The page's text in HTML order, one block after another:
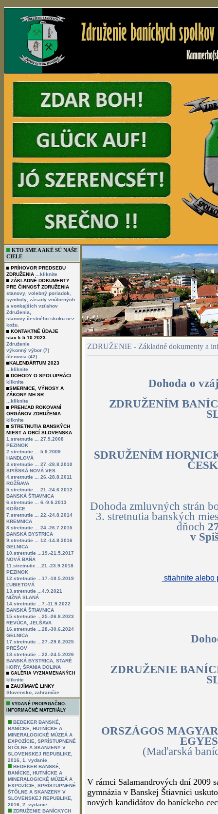
KTO SME A AKÉ SÚ NAŠE
CIELE
PRÍHOVOR PREDSEDU
ZDRUŽENIA
...kliknite
ZÁKLADNÉ DOKUMENTY
PRE ČINNOSŤ ZDRUŽENIA
stanovy volebný poriadok
symboly zásady vnútorných
a vonkajších vzťahov
Združenia,
stanovy čestného skoku cez
kožu.
KONTAKTNÉ ÚDAJE
stav k 5.10.2023
Združenie
výkonný výbor (7)
členovia (42)
KALENDÁRTUM 2023
...kliknite
DOHODY O SPOLUPRÁCI
kliknite
SMERNICE, VÝNOSY A
ZÁKONY MH SR
...kliknite
PREHĽAD ROKOVANÍ
ORGÁNOV ZDRUŽENIA
kliknite
STRETNUTIA BANSKÝCH
MIEST A OBCÍ SLOVENSKA
1.stretnutie ... 27.9.2008
PEZINOK
2.stretnutie ... 5.9.2009
HANDLOVÁ
3.stretnutie ... 27.-28.8.2010
SPIŠSKÁ NOVÁ VES
4.stretnutie ... 26.-28.8.2011
ROŽŇAVA
5.stretnutie ... 21.-24.6.2012
BANSKÁ ŠTIAVNICA
6.stretnutie ... 6.-9.6.2013
KOŠICE
7.stretnutie ... 22.-24.8.2014
KREMNICA
8.stretnutie ... 24.-26.7.2015
BANSKÁ BYSTRICA
9.stretnutie ... 12.-14.8.2016
GELNICA
10.stretnutie ...19.-21.5.2017
NOVÁ BAŇA
11.stretnutie ...21.-23.9.2018
PEZINOK
12.stretnutie ...17.-19.5.2019
ĽUBIETOVÁ
13.stretnutie ...4.9.2021
NIŽNÁ SLANÁ
14.stretnutie ...7.-11.9.2022
BANSKÁ ŠTIAVNICA
15.stretnutie ...25.-26.8.2023
REVÚCA, JELŠAVA
16.stretnutie ...28.-30.6.2024
GELNICA
17.stretnutie ...27.-29.6.2025
PREŠOV
18.stretnutie ...22.-24.5.2026
BANSKÁ BYSTRICA, STARÉ
HORY, ŠPANIA DOLINA
GALÉRIA VYZNAMENANÝCH
kliknite
ZAUJÍMAVÉ LINKY
Slovensko zahraničie
VYDANÉ PROPAGAČNO-
INFORMAČNÉ MATERIÁLY
BEDEKER BANSKÉ,
BANÍCKE, HUTNÍCKE A
MINERALOGICKÉ MÚZEÁ A
EXPOZÍCIE, SPRÍSTUPNENÉ
ŠTÔLNE A SKANZENY V
SLOVENSKEJ REPUBLIKE,
2016, 1. vydanie
BEDEKER BANSKÉ,
BANÍCKE, HUTNÍCKE A
MINERALOGICKÉ MÚZEÁ A
EXPOZÍCIE, SPRÍSTUPNENÉ
ŠTÔLNE A SKANZENY V
SLOVENSKEJ REPUBLIKE,
2016, 2. vydanie
ZDRUŽENIE BANÍCKYCH
ZDRUŽENIE - Základné dokumenty a
Dohoda o
ZDRUŽENÍM
SDRUŽENÍM
Dohoda zmluvných strán
3. stretnutia banských
dňoch
v
stiahnite alebo
(Maďarská